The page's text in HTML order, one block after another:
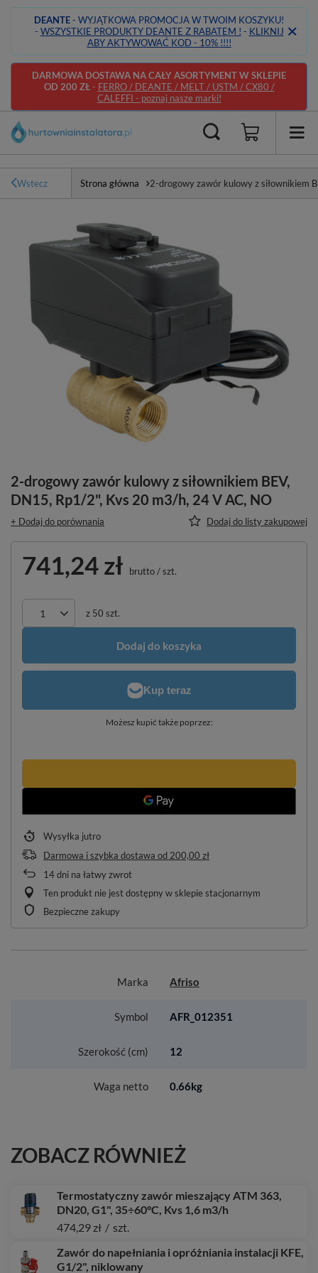
DEANTE- WYJĄTKOWA PROMOCJA W TWOIM KOSZYKU!
- WSZYSTKIE PRODUKTY DEANTE Z RABATEM ! - KLIKNIJ
ABY AKTYWOWAĆ KOD - 10% !!!!
DARMOWA DOSTAWA NA CAŁY ASORTYMENT W SKLEPIE
OD 200 ZŁ- FERRO / DEANTE / MELT / USTM / CX80 /
CALEFFI - poznaj nasze marki!
Wstecz Strona główna 2-drogowy zawór kulowy z siłownikiem
2-drogowy zawór kulowy z siłownikiem BEV,
DN15, Rp1/2", Kvs 20 m3/h, 24 V AC, NO
+ Dodaj do porównania Dodaj do listy zakupowej
741,24 zł brutto/szt.
z 50 szt.
Dodaj do koszyka
Możesz kupić także poprzez:
Wysyłka jutro
Darmowa i szybka dostawa od 200,00 zł
14dni na łatwy zwrot
Ten produkt nie jest dostępny w sklepie stacjonarnym
Bezpieczne zakupy
Marka Afriso
Symbol AFR_012351
Szerokość (cm) 12
Waga netto 0.66kg
ZOBACZ RÓWNIEŻ
Termostatyczny zawór mieszający ATM 363,
DN20, G1", 35÷60°C, Kvs 1,6 m3/h
474,29 zł / szt.
Zawór do napełniania i opróżniania instalacji KFE,
G1/2", niklowany